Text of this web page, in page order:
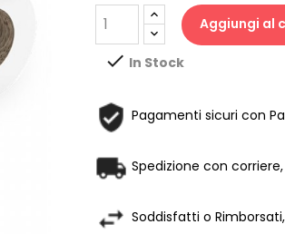
Aggiungi al
 In Stock
Pagamenti sicuri con
Spedizione con
Soddisfatti o